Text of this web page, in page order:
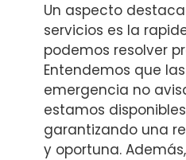
Un aspecto
servicios es la
podemos resolver
Entendemos que
emergencia no
estamos
garantizando una
y oportuna.